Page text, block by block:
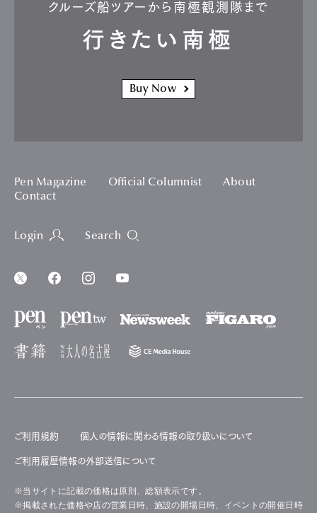
クルーズ船ツアーから南極観測隊まで
行きたい南極
Buy Now
Pen Magazine Official Columnist
About
Contact
Login Search
ご利用規約 個人の情報に関わる情報の取り扱いについて
ご利用履歴情報の外部送信について
※当サイトに記載の価格は原則、総額表示です。
※掲載された価格や店の営業日時、施設の開場日時、イベントの開催日時